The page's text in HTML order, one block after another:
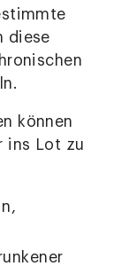
diese
können
ins Lot zu